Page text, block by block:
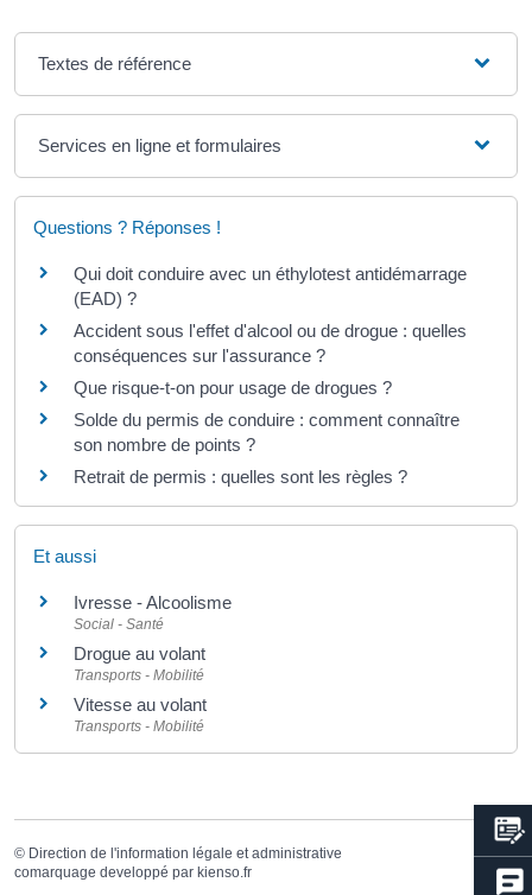
Textes de référence
Services en ligne et formulaires
Questions ? Réponses !
Qui doit conduire avec un éthylotest antidémarrage
(EAD) ?
Accident sous l'effet d'alcool ou de drogue : quelles
conséquences sur l'assurance ?
Que risque-t-on pour usage de drogues ?
Solde du permis de conduire : comment connaître
son nombre de points ?
Retrait de permis : quelles sont les règles ?
Et aussi
Ivresse - Alcoolisme
Social - Santé
Drogue au volant
Transports - Mobilité
Vitesse au volant
Transports - Mobilité
© Direction de l'information légale et administrative
comarquage developpé par kienso.fr